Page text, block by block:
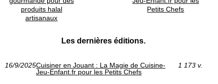
produits halal
artisanaux
Petits Chefs
Les dernières éditions.
16/9/2025Cuisiner en Jouant : La Magie de Cuisine-
Jeu-Enfant.fr pour les Petits Chefs
1 173 v.